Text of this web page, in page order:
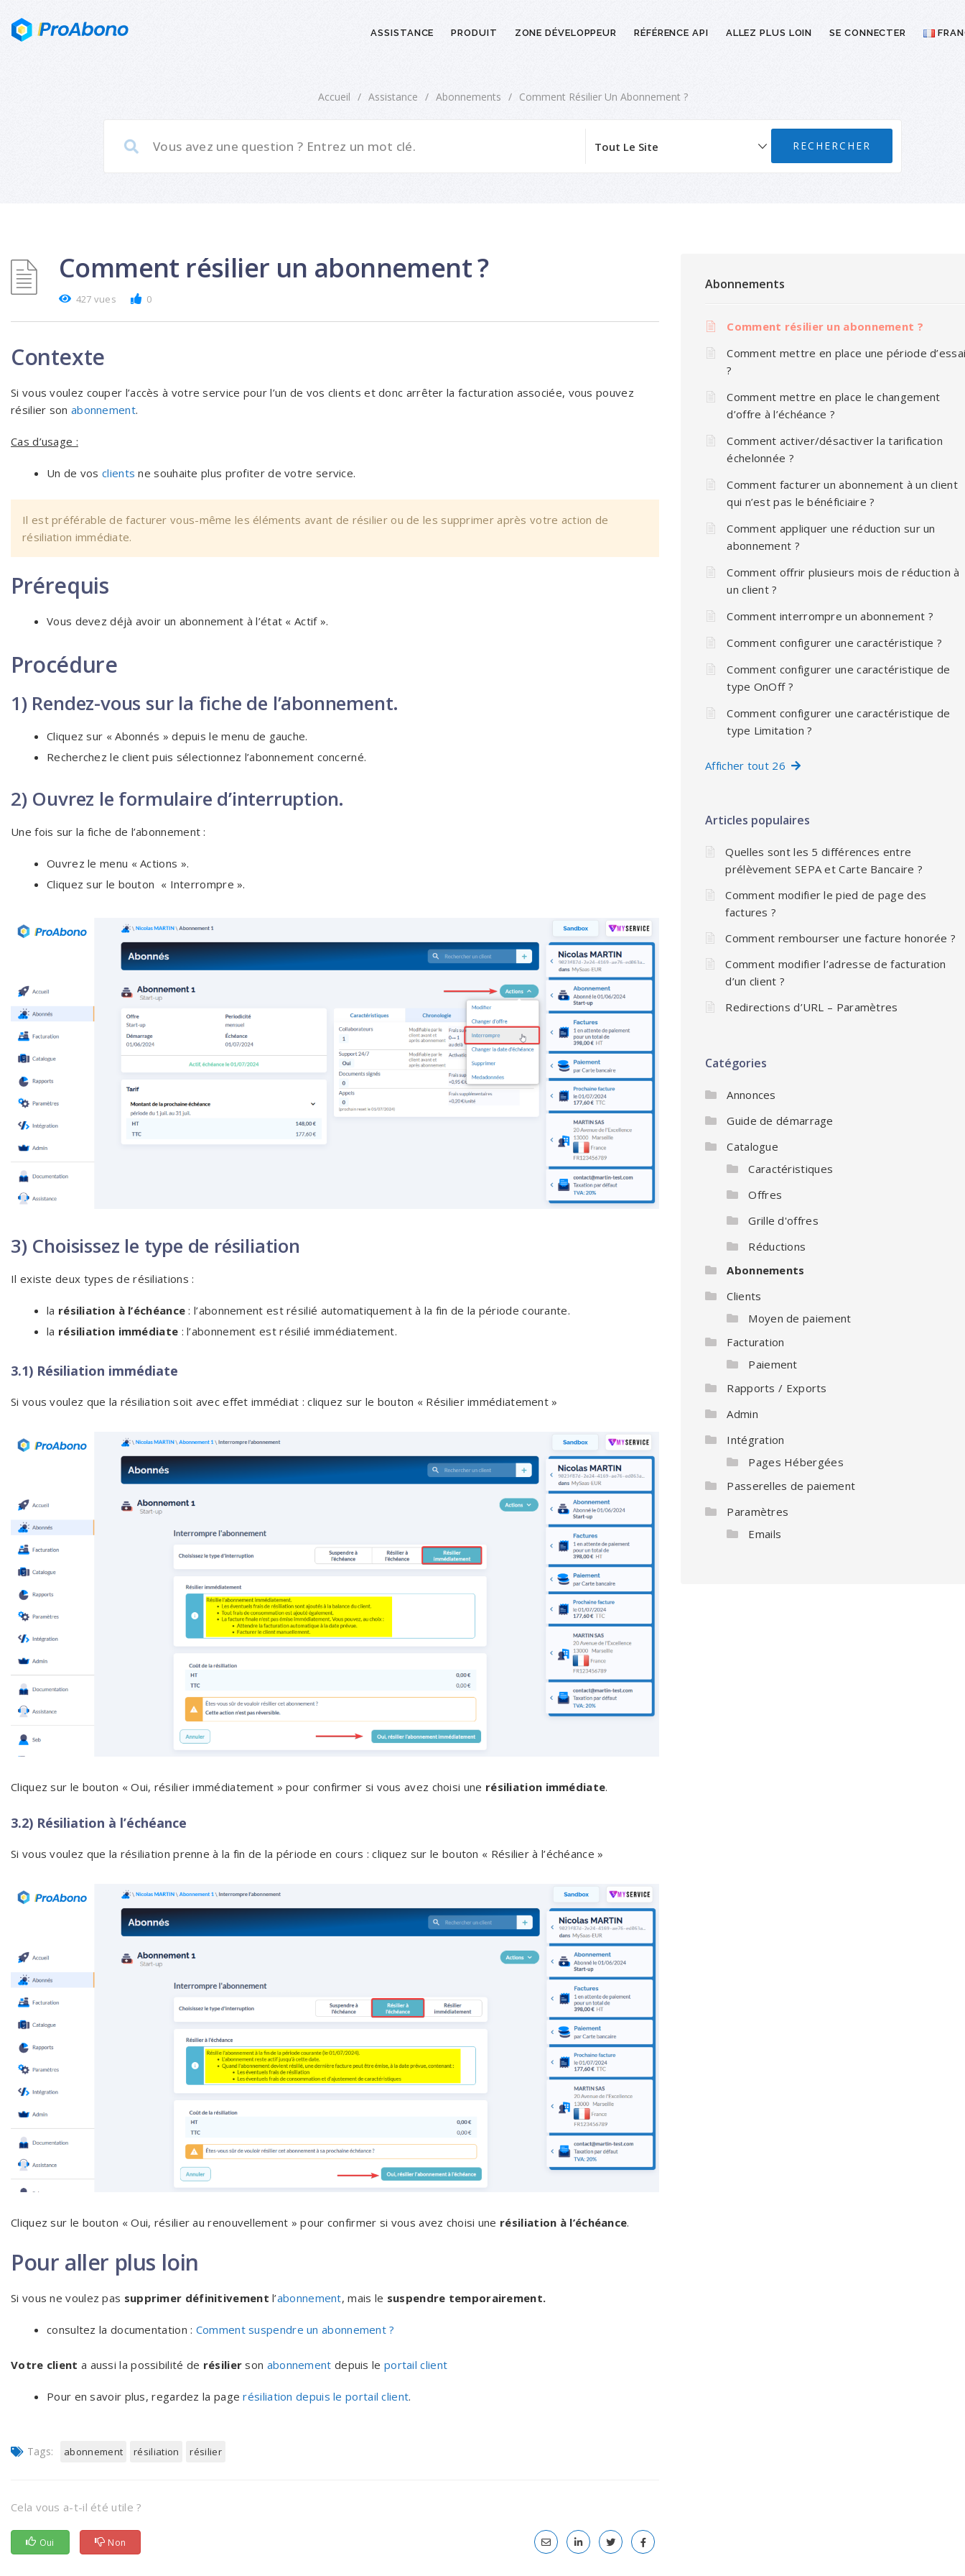
ASSISTANCE PRODUIT ZONE DÉVELOPPEUR RÉFÉRENCE API ALLEZ PLUS LOIN SE CONNECTER
Accueil / Assistance / Abonnements / Comment Résilier Un Abonnement ?
Comment résilier un abonnement ?
427 vues 0
Contexte
Si vous voulez couper l’accès à votre service pour l’un de vos clients et donc arrêter la facturation associée, vous pouvez
résilier son abonnement.
Cas d’usage :
Un de vosclients ne souhaite plus profiter de votre service.
Il est préférable de facturer vous-même les éléments avant de résilier ou de les supprimer après votre action de
résiliation immédiate.
Prérequis
Vous devez déjà avoir un abonnement à l’état « Actif ».
Procédure
1) Rendez-vous sur la fiche de l’abonnement.
Cliquez sur « Abonnés » depuis le menu de gauche.
Recherchez le client puis sélectionnez l’abonnement concerné.
2) Ouvrez le formulaire d’interruption.
Une fois sur la fiche de l’abonnement :
Ouvrez le menu « Actions ».
Cliquez sur le bouton « Interrompre ».
3) Choisissez le type de résiliation
Il existe deux types de résiliations :
la résiliation à l’échéance : l’abonnement est résilié automatiquement à la fin de la période courante.
la résiliation immédiate : l’abonnement est résilié immédiatement.
3.1) Résiliation immédiate
Si vous voulez que la résiliation soit avec effet immédiat : cliquez sur le bouton « Résilier immédiatement »
Cliquez sur le bouton « Oui, résilier immédiatement » pour confirmer si vous avez choisi une résiliation immédiate.
3.2) Résiliation à l’échéance
Si vous voulez que la résiliation prenne à la fin de la période en cours : cliquez sur le bouton « Résilier à l’échéance »
Cliquez sur le bouton « Oui, résilier au renouvellement » pour confirmer si vous avez choisi une résiliation à l’échéance.
Pour aller plus loin
Si vous ne voulez pas supprimer définitivement l’abonnement, mais le suspendre temporairement.
consultez la documentation : Comment suspendre un abonnement ?
Votre client a aussi la possibilité de résilier son abonnement depuis le portail client
Pour en savoir plus, regardez la pagerésiliation depuis le portail client.
Tags: abonnement résiliation résilier
Cela vous a-t-il été utile ?
Oui Non
Abonnements
Comment résilier un abonnement ?
Comment mettre en place une période
?
Comment mettre en place le changement
d’offre à l’échéance ?
Comment activer/désactiver la tarification
échelonnée ?
Comment facturer un abonnement à un client
qui n’est pas le bénéficiaire ?
Comment appliquer une réduction sur un
abonnement ?
Comment offrir plusieurs mois de réduction à
un client ?
Comment interrompre un abonnement ?
Comment configurer une caractéristique ?
Comment configurer une caractéristique de
type OnOff ?
Comment configurer une caractéristique de
type Limitation ?
Afficher tout 26
Articles populaires
Quelles sont les 5 différences entre
prélèvement SEPA et Carte Bancaire ?
Comment modifier le pied de page des
factures ?
Comment rembourser une facture honorée ?
Comment modifier l’adresse de facturation
d’un client ?
Redirections d’URL – Paramètres
Catégories
Annonces
Guide de démarrage
Catalogue
Caractéristiques
Offres
Grille d'offres
Réductions
Abonnements
Clients
Moyen de paiement
Facturation
Paiement
Rapports / Exports
Admin
Intégration
Pages Hébergées
Passerelles de paiement
Paramètres
Emails